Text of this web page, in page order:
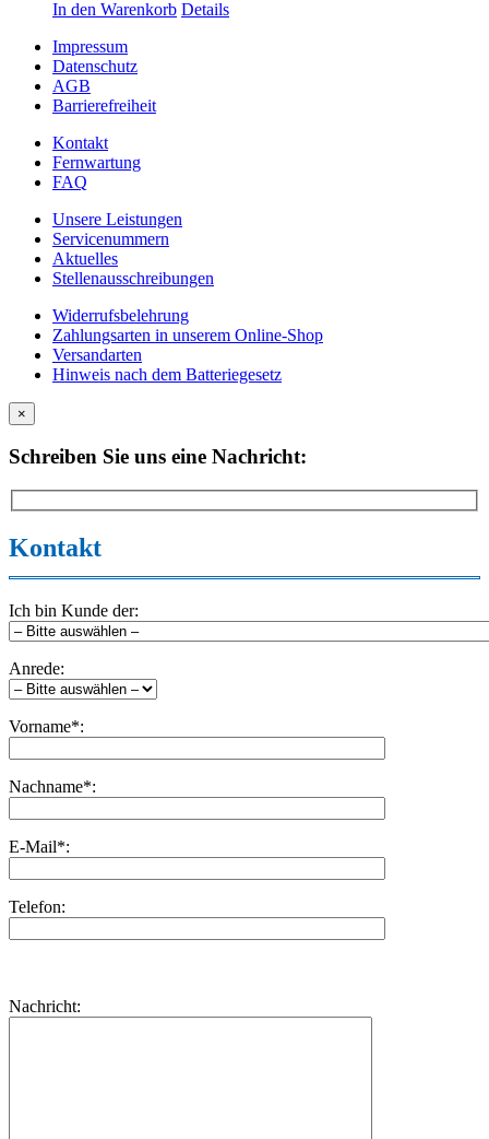
In den Warenkorb Details
Impressum
Datenschutz
AGB
Barrierefreiheit
Kontakt
Fernwartung
FAQ
Unsere Leistungen
Servicenummern
Aktuelles
Stellenausschreibungen
Widerrufsbelehrung
Zahlungsarten in unserem Online-Shop
Versandarten
Hinweis nach dem Batteriegesetz
×
Schreiben Sie uns eine Nachricht:
Kontakt
Ich bin Kunde der:
Anrede:
Vorname*:
Nachname*:
E-Mail*:
Telefon:
dieses
lasse
Nachricht: